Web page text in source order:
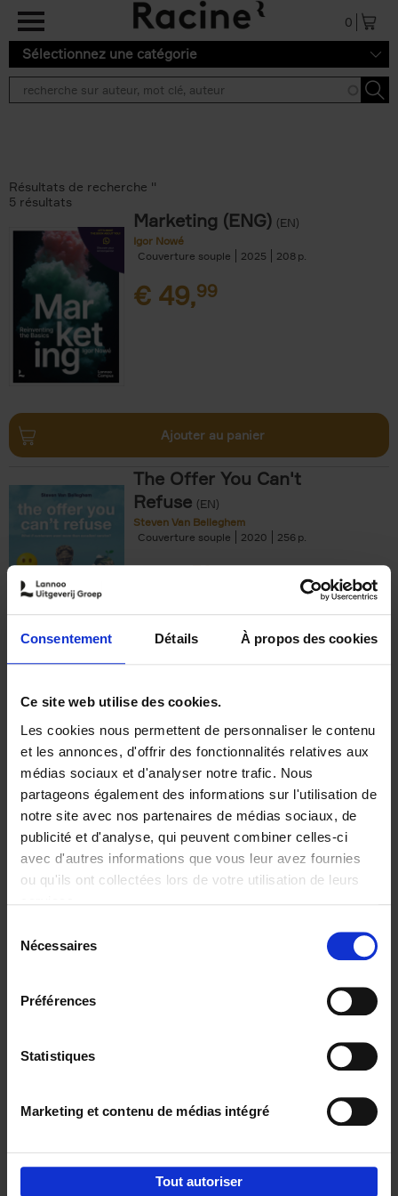
Consentement Détails À propos des cookies
Ce site web utilise des cookies.
Les cookies nous permettent de personnaliser le contenu
et les annonces, d'offrir des fonctionnalités relatives aux
médias sociaux et d'analyser notre trafic. Nous
partageons également des informations sur l'utilisation de
notre site avec nos partenaires de médias sociaux, de
publicité et d'analyse, qui peuvent combiner celles-ci
avec d'autres informations que vous leur avez fournies
ou qu'ils ont collectées lors de votre utilisation de leurs
Nécessaires
Préférences
Statistiques
Marketing et contenu de médias intégré
Tout autoriser
Aller au contenu principal
0
Sélectionnez une catégorie
Résultats de recherche ''
5 résultats
Marketing (ENG) (EN)
Igor Nowé
Couverture souple
2025 208
€ 49,99
Ajouter au panier
The Offer You Can't
Refuse (EN)
Steven Van Belleghem
Couverture souple
2020 256
€37,50
Building Bonds = Building
Business
Jochen Roef Jozefien De Feyter
Carolien Boom
Couverture souple
2025 200
€29,99
Digital marketing like a PRO -
completely revised edition (EN)